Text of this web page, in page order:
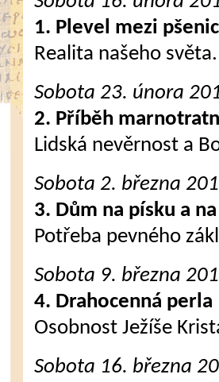
1. Plevel mezi
Realita našeho
Sobota 23. února
2. Příběh
Lidská nevěrnost a
Sobota 2. března
3. Dům na písku a
Potřeba pevného
Sobota 9. března
4. Drahocenná perla
Osobnost Ježíše
Sobota 16. března